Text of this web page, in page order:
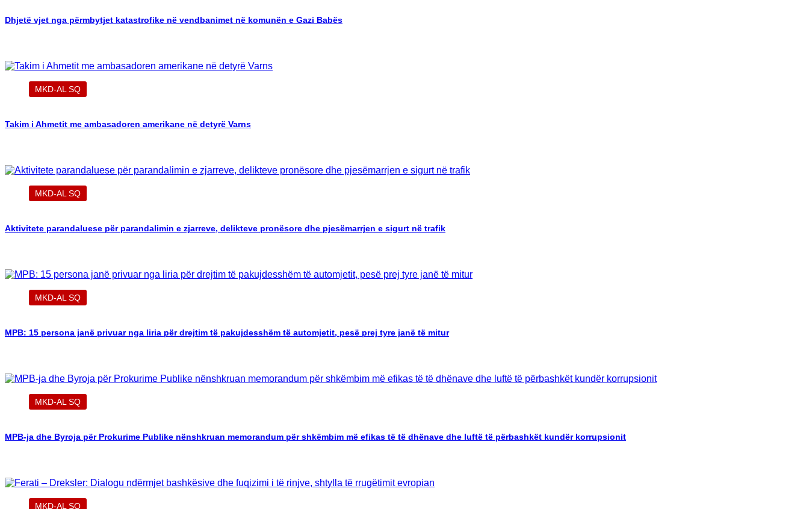
Dhjetë vjet nga përmbytjet katastrofike në vendbanimet në komunën e Gazi Babës
MKD-AL SQ
Takim i Ahmetit me ambasadoren amerikane në detyrë Varns
MKD-AL SQ
Aktivitete parandaluese për parandalimin e zjarreve, delikteve pronësore dhe pjesëmarrjen e sigurt në trafik
MKD-AL SQ
MPB: 15 persona janë privuar nga liria për drejtim të pakujdesshëm të automjetit, pesë prej tyre janë të mitur
MKD-AL SQ
MPB-ja dhe Byroja për Prokurime Publike nënshkruan memorandum për shkëmbim më efikas të të dhënave dhe luftë të përbashkët kundër korrupsionit
MKD-AL SQ